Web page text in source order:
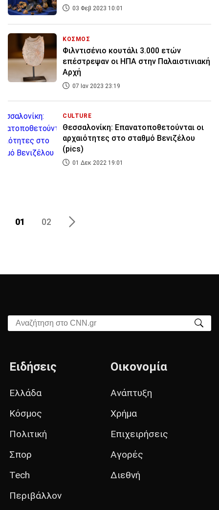
03 Φεβ 2023 10:01
ΚΟΣΜΟΣ
Φιλντισένιο κουτάλι 3.000 ετών
επέστρεψαν οι ΗΠΑ στην Παλαιστινιακή
Αρχή
07 Ιαν 2023 23:19
CULTURE
Θεσσαλονίκη: Επανατοποθετούνται οι
αρχαιότητες στο σταθμό Βενιζέλου
(pics)
01 Δεκ 2022 19:01
01 02
Αναζήτηση στο CNN.gr
Ειδήσεις
Ελλάδα
Κόσμος
Πολιτική
Σπορ
Tech
Περιβάλλον
Οικονομία
Ανάπτυξη
Χρήμα
Επιχειρήσεις
Αγορές
Διεθνή